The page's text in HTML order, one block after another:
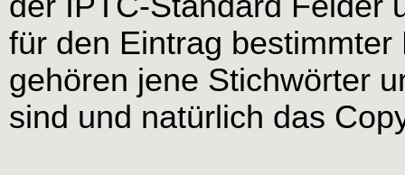
für den Eintrag
gehören jene Stichwörter
sind und natürlich das